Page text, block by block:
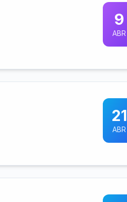
9
ABR
21
ABR